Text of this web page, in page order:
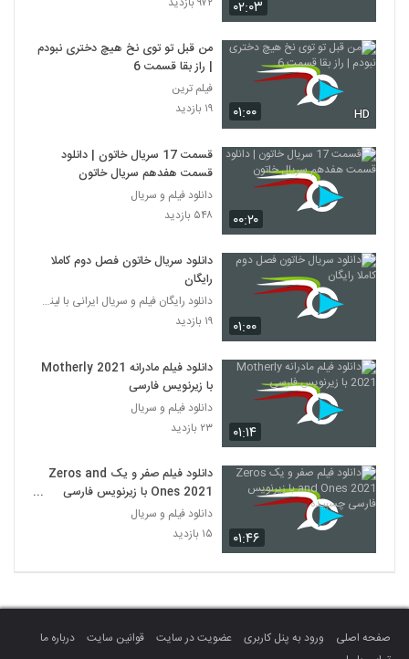
۰۲:۰۳
۰۱:۰۰ HD
من قبل تو توی نخ هیچ دختری نبودم
| راز بقا قسمت 6
فیلم ترین
۱۹ بازدید
۰۰:۲۰
قسمت 17 سریال خاتون | دانلود
قسمت هفدهم سریال خاتون
دانلود فیلم و سریال
۵۴۸ بازدید
۰۱:۰۰
دانلود سریال خاتون فصل دوم کاملا
رایگان
دانلود رایگان فیلم و سریال ایرانی با لینک مستقیم
۱۹ بازدید
۰۱:۱۴
دانلود فیلم مادرانه Motherly 2021
با زیرنویس فارسی
دانلود فیلم و سریال
۲۳ بازدید
۰۱:۴۶
دانلود فیلم صفر و یک Zeros and
Ones 2021 با زیرنویس فارسی
چسبیده
دانلود فیلم و سریال
۱۵ بازدید
صفحه اصلی ورود به پنل کاربری عضویت در سایت قوانین سایت
درباره ما